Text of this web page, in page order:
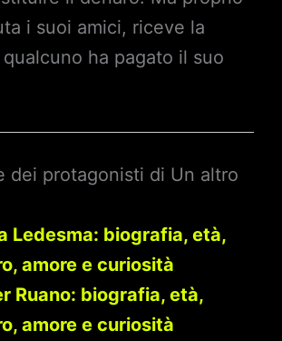
i suoi amici, riceve la
ha pagato il suo
dei protagonisti di Un altro
Ledesma: biografia, età,
amore e curiosità
Ruano: biografia, età,
amore e curiosità